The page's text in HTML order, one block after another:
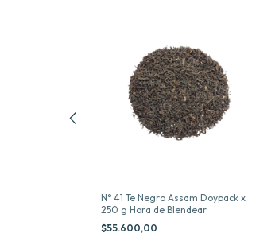
N° 41 Te Negro Assam Doypack x
250 g Hora de Blendear
$55.600,00